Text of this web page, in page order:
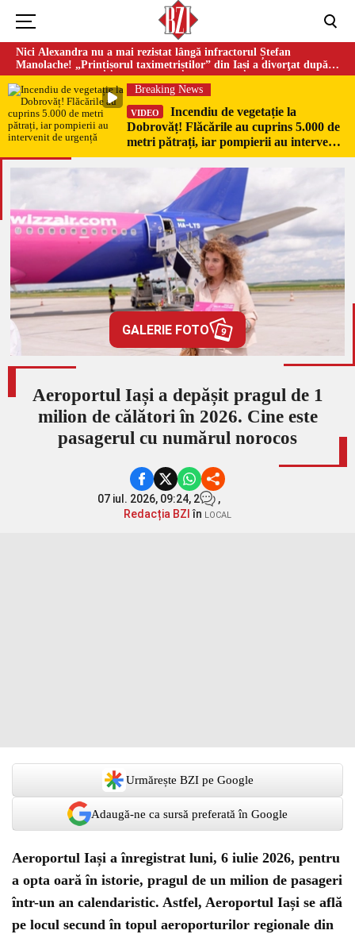
Nici Alexandra nu a mai rezistat lângă infractorul Ștefan
Manolache! „Prințișorul taximetriștilor” din Iași a divorţat după
doi ani de căsnicie
Breaking News
VIDEO
Incendiu de vegetație la
Dobrovăț! Flăcările au cuprins 5.000 de
metri pătrați, iar pompierii au intervenit
de urgență
GALERIE FOTO 9
Aeroportul Iași a depășit pragul de 1
milion de călători în 2026. Cine este
pasagerul cu numărul norocos
07 iul. 2026, 09:24, 2
,
Redacția BZI în LOCAL
Urmărește BZI pe Google
Adaugă-ne ca sursă preferată în Google
Aeroportul Iași a înregistrat luni, 6 iulie 2026, pentru
a opta oară în istorie, pragul de un milion de pasageri
într-un an calendaristic. Astfel, Aeroportul Iași se află
pe locul secund în topul aeroporturilor regionale din